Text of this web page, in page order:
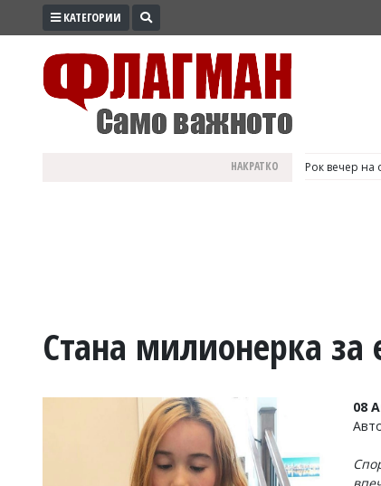
ПРОМО
ВОЙНАТА
КАТЕГОРИИ
НАКРАТКО Иран и Оман
Стана милионерка за
08